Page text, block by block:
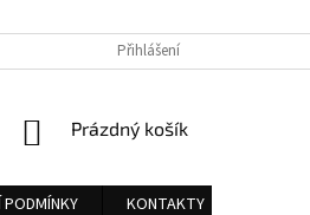
Přihlášení
NÁKUPNÍ
Prázdný košík
KONTAKTY